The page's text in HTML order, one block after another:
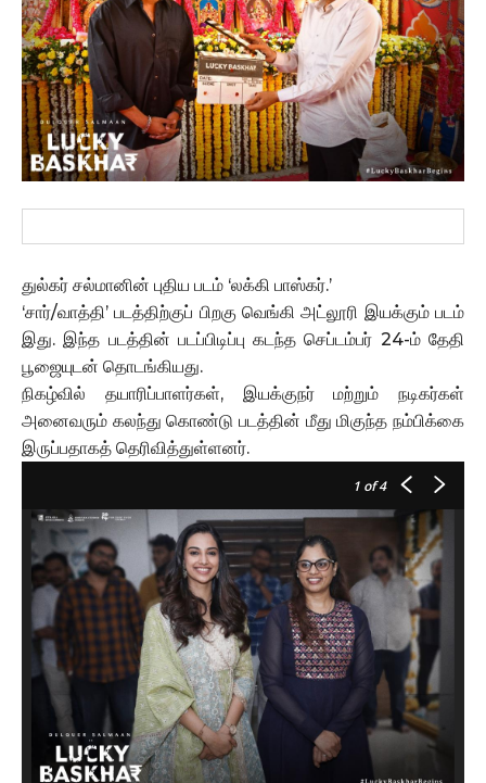
துல்கர் சல்மானின் புதிய படம் ‘லக்கி பாஸ்கர்.’
‘சார்/வாத்தி’ படத்திற்குப் பிறகு வெங்கி அட்லூரி இயக்கும் படம்
இது. இந்த படத்தின் படப்பிடிப்பு கடந்த செப்டம்பர் 24-ம் தேதி
பூஜையுடன் தொடங்கியது.
நிகழ்வில் தயாரிப்பாளர்கள், இயக்குநர் மற்றும் நடிகர்கள்
அனைவரும் கலந்து கொண்டு படத்தின் மீது மிகுந்த நம்பிக்கை
இருப்பதாகத் தெரிவித்துள்ளனர்.
1 of 4